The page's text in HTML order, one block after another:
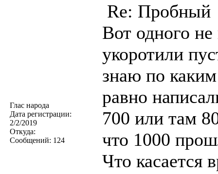
Глас народа
Дата регистрации:
2/2/2019
Откуда:
Сообщений: 124
Re: Пробный
Вот одного
укоротили
знаю по
равно
700 или там
что 1000
Что касается